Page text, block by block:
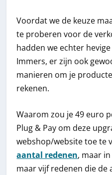
Voordat we de keuze
te proberen voor de
hadden we echter
Immers, er zijn ook
manieren om je
rekenen.
Waarom zou je 49 euro
Plug & Pay om deze
webshop/website toe te
aantal redenen, maar
maar vijf redenen die de